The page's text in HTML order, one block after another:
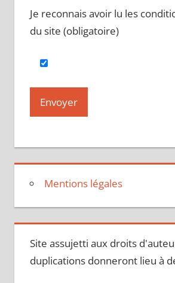
Je reconnais avoir lu les
du site (obligatoire)
Mentions légales
Site assujetti aux droits
duplications donneront lieu à